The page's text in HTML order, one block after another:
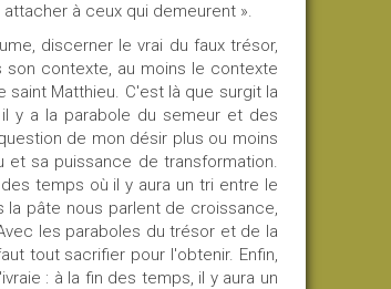
à ceux qui demeurent ».
discerner le vrai du faux trésor,
contexte, au moins le contexte
saint Matthieu. C'est là que surgit la
y a la parabole du semeur et des
de mon désir plus ou moins
et sa puissance de transformation.
temps où il y aura un tri entre le
la pâte nous parlent de croissance,
les paraboles du trésor et de la
tout sacrifier pour l'obtenir. Enfin,
: à la fin des temps, il y aura un